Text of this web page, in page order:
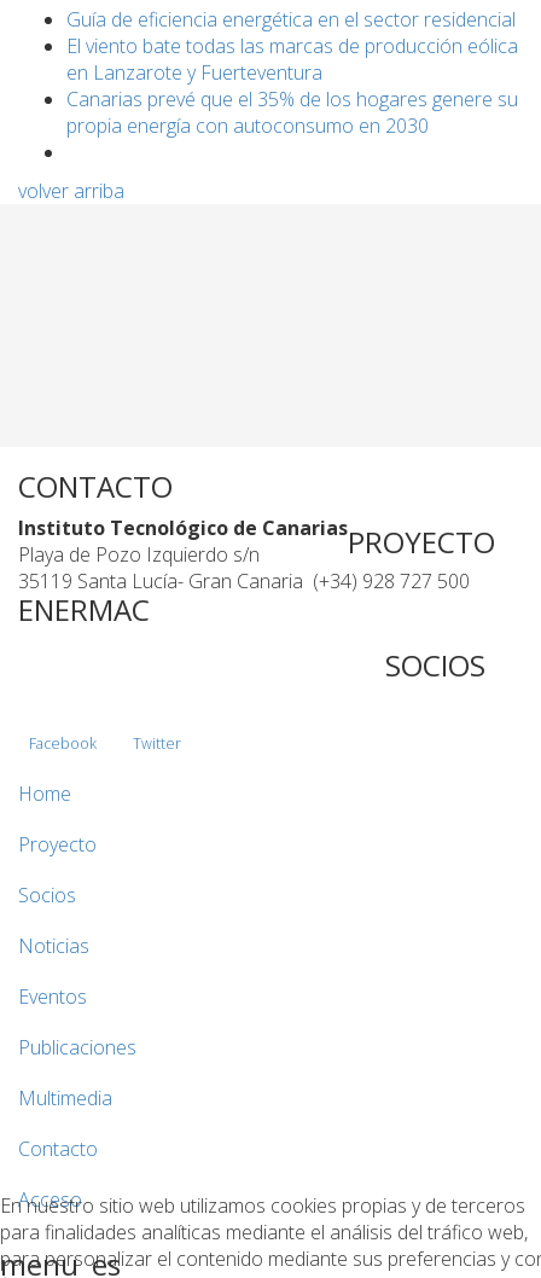
Guía de eficiencia energética en el sector residencial
El viento bate todas las marcas de producción eólica
en Lanzarote y Fuerteventura
Canarias prevé que el 35% de los hogares genere su
propia energía con autoconsumo en 2030
volver arriba
CONTACTO
Instituto Tecnológico de Canarias
Playa de Pozo Izquierdo s/n
35119 Santa Lucía- Gran Canaria (+34) 928 727 500
PROYECTO
ENERMAC
Facebook Twitter
SOCIOS
Home
Proyecto
Socios
Noticias
Eventos
Publicaciones
Multimedia
Contacto
Acceso
menu_es
En nuestro sitio web utilizamos cookies propias y de terceros
para finalidades analíticas mediante el análisis del tráfico web,
para personalizar el contenido mediante sus preferencias y